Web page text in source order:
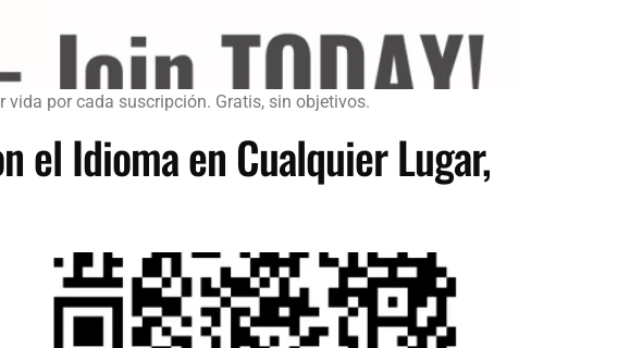
por cada suscripción. Gratis, sin objetivos.
el Idioma en Cualquier Lugar,